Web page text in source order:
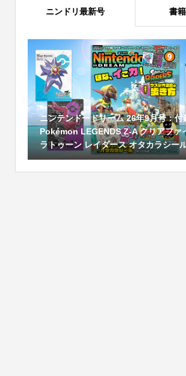
ニンドリ最新号 書
ニンテンドードリーム 26年9月号：付
Pokémon LEGENDS Z-A クリアファ
ラトゥーン レイダース オタカラシー